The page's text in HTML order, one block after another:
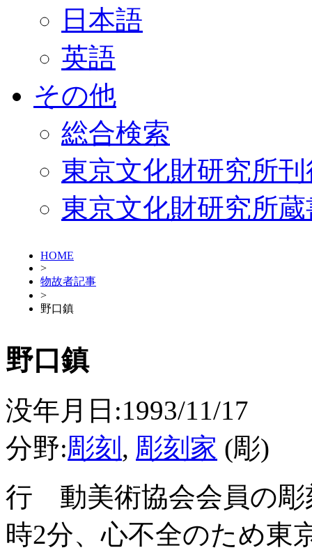
日本語
英語
その他
総合検索
東京文化財研究所
東京文化財研究所
HOME
>
物故者記事
>
野口鎮
野口鎮
没年月日:1993/11/17
分野:彫刻 , 彫刻家 (彫)
行 動美術協会会員の彫
時2分、心不全のため東